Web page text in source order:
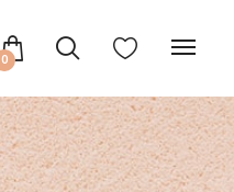
0